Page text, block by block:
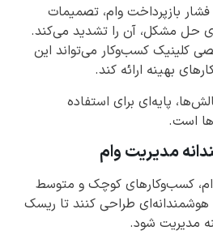
بازپرداخت وام، تصمیمات
حل مشکل، آن را تشدید می‌کند.
کلینیک کسب‌وکار می‌تواند این
بهینه ارائه کند.
پایه‌ای برای استفاده
است.
مدیریت وام
وام، کسب‌وکارهای کوچک و متوسط
هوشمندانه‌ای طراحی کنند تا ریسک
مدیریت شود.